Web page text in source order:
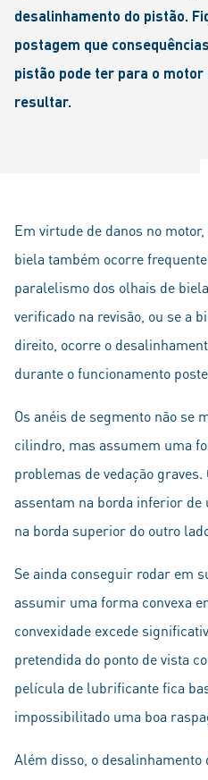
desalinhamento do pistão.
postagem que
pistão pode ter para o motor
resultar.
Em virtude de danos no
biela também ocorre
paralelismo dos olhais de
verificado na revisão, ou se a
direito, ocorre o
durante o funcionamento
Os anéis de segmento não se
cilindro, mas assumem uma
problemas de vedação
assentam na borda inferior
na borda superior do outro
Se ainda conseguir rodar em
assumir uma forma convexa
convexidade excede
pretendida do ponto de vista
película de lubrificante fica
impossibilitado uma boa
Além disso, o desalinhamento